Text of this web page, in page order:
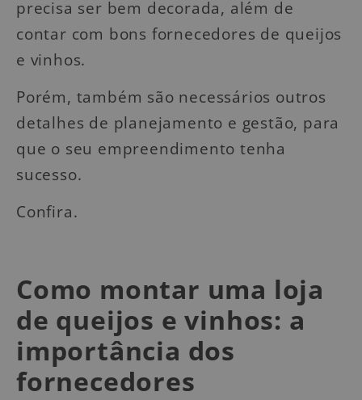
precisa ser bem decorada, além de
contar com bons fornecedores de queijos
e vinhos.
Porém, também são necessários outros
detalhes de planejamento e gestão, para
que o seu empreendimento tenha
sucesso.
Confira.
Como montar uma loja
de queijos e vinhos: a
importância dos
fornecedores